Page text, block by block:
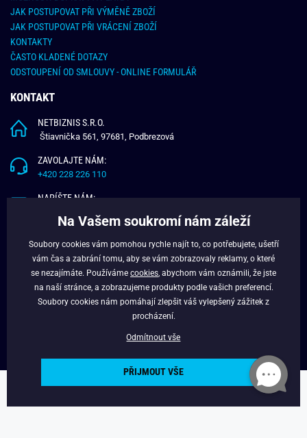
JAK POSTUPOVAT PŘI VÝMĚNĚ ZBOŽÍ
JAK POSTUPOVAT PŘI VRÁCENÍ ZBOŽÍ
KONTAKTY
ČASTO KLADENÉ DOTAZY
ODSTOUPENÍ OD SMLOUVY - ONLINE FORMULÁŘ
KONTAKT
NETBIZNIS S.R.O.
Štiavnička 561, 97681, Podbrezová
ZAVOLAJTE NÁM:
+420 228 226 110
NAPÍŠTE NÁM:
O NÁS
VĚRNOSTNÍ PROGRAM
Copyright © 2024 - Budchlap.cz Všechna práva vyhrazena. webdesign ©
Na Vašem soukromí nám záleží
Soubory cookies vám pomohou rychle najít to, co potřebujete, ušetří
vám čas a zabrání tomu, aby se vám zobrazovaly reklamy, o které
se nezajímáte. Používáme cookies , abychom vám oznámili, že jste
na naší stránce, a zobrazujeme produkty podle vašich preferencí.
Soubory cookies nám pomáhají zlepšit váš vylepšený zážitek z
procházení.
Odmítnout vše
PŘIJMOUT VŠE